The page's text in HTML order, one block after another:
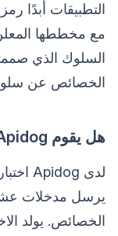
مع مخططها
السلوك الذي
الخصائص عن سلوك
هل يقوم Apidog بالمفاززة (fuzzing)؟
يرسل مدخلات
الخصائص. يولد